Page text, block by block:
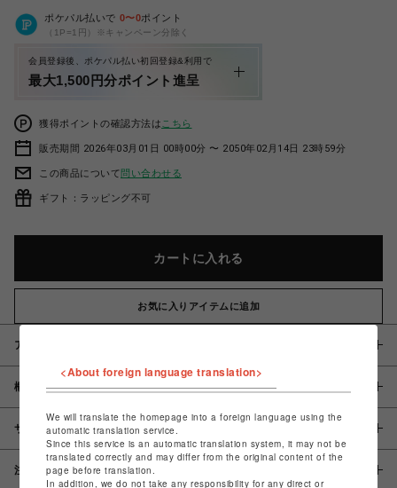
ポケパル払いで 0〜0ポイント
（1P=1円）※キャンペーン分除く
会員登録後、ポケパル払い初回登録&利用で
最大1,500円分ポイント進呈
獲得ポイントの確認方法は こちら
販売期間 2026年03月01日 00時00分 〜 2050年02月14日 23時59分
この商品について問い合わせる
ギフト：ラッピング不可
カートに入れる
お気に入りアイテムに追加
アイテム説明 / 素材
概要
サイズ
注意事項
<About foreign language translation>
We will translate the homepage into a foreign language using the
automatic translation service.
Since this service is an automatic translation system, it may not be
translated correctly and may differ from the original content of the
page before translation.
In addition, we do not take any responsibility for any direct or